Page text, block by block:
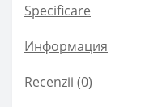
Specificare
Информация
Recenzii (0)